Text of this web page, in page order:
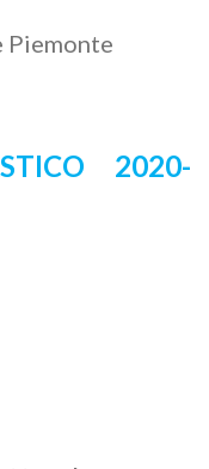
Piemonte
2020-